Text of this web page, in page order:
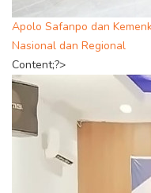
Apolo Safanpo dan
Nasional dan Regional
Content;?>